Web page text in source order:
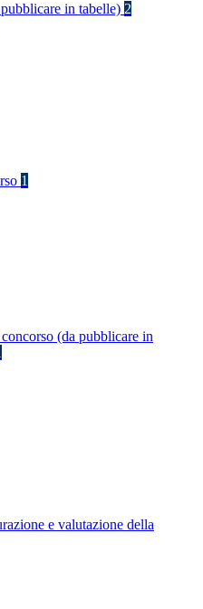
in tabelle) 2
1
(da pubblicare in
e valutazione della